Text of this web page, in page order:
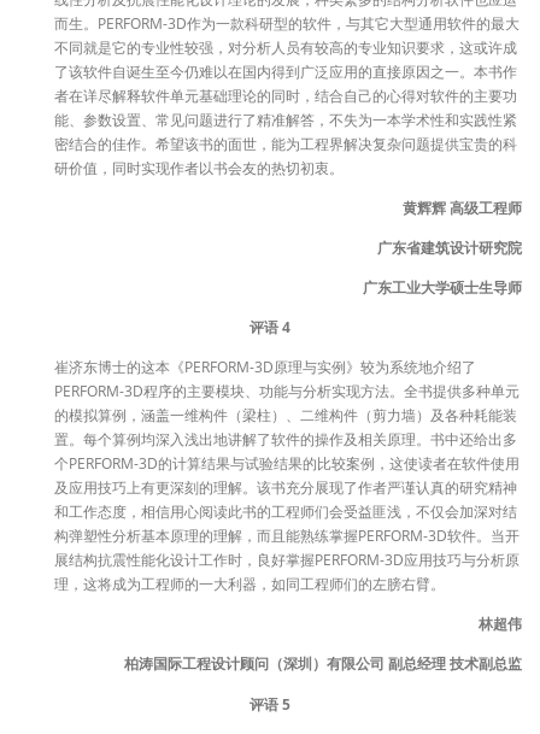
而生。PERFORM-3D作为一款科研型的软件，与其它大型通用软件的最大
不同就是它的专业性较强，对分析人员有较高的专业知识要求，这或许成
了该软件自诞生至今仍难以在国内得到广泛应用的直接原因之一。本书作
者在详尽解释软件单元基础理论的同时，结合自己的心得对软件的主要功
能、参数设置、常见问题进行了精准解答，不失为一本学术性和实践性紧
密结合的佳作。希望该书的面世，能为工程界解决复杂问题提供宝贵的科
研价值，同时实现作者以书会友的热切初衷。
黄辉辉 高级工程师
广东省建筑设计研究院
广东工业大学硕士生导师
评语 4
崔济东博士的这本《PERFORM-3D原理与实例》较为系统地介绍了
PERFORM-3D程序的主要模块、功能与分析实现方法。全书提供多种单元
的模拟算例，涵盖一维构件（梁柱）、二维构件（剪力墙）及各种耗能装
置。每个算例均深入浅出地讲解了软件的操作及相关原理。书中还给出多
个PERFORM-3D的计算结果与试验结果的比较案例，这使读者在软件使用
及应用技巧上有更深刻的理解。该书充分展现了作者严谨认真的研究精神
和工作态度，相信用心阅读此书的工程师们会受益匪浅，不仅会加深对结
构弹塑性分析基本原理的理解，而且能熟练掌握PERFORM-3D软件。当开
展结构抗震性能化设计工作时，良好掌握PERFORM-3D应用技巧与分析原
理，这将成为工程师的一大利器，如同工程师们的左膀右臂。
林超伟
柏涛国际工程设计顾问（深圳）有限公司 副总经理 技术副总监
评语 5